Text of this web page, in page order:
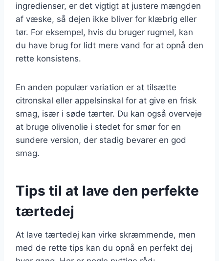
ingredienser, er det vigtigt at justere mængden
af væske, så dejen ikke bliver for klæbrig eller
tør. For eksempel, hvis du bruger rugmel, kan
du have brug for lidt mere vand for at opnå den
rette konsistens.
En anden populær variation er at tilsætte
citronskal eller appelsinskal for at give en frisk
smag, især i søde tærter. Du kan også overveje
at bruge olivenolie i stedet for smør for en
sundere version, der stadig bevarer en god
smag.
Tips til at lave den perfekte
tærtedej
At lave tærtedej kan virke skræmmende, men
med de rette tips kan du opnå en perfekt dej